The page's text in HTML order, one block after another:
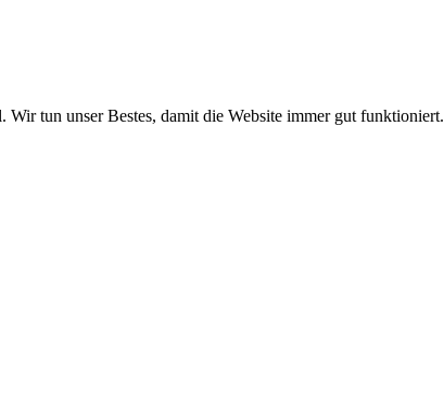
Wir tun unser Bestes, damit die Website immer gut funktioniert.